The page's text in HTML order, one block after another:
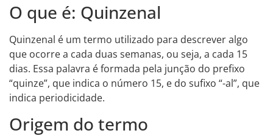
O que é: Quinzenal
Quinzenal é um termo utilizado para descrever algo
que ocorre a cada duas semanas, ou seja, a cada 15
dias. Essa palavra é formada pela junção do prefixo
“quinze”, que indica o número 15, e do sufixo “-al”, que
indica periodicidade.
Origem do termo